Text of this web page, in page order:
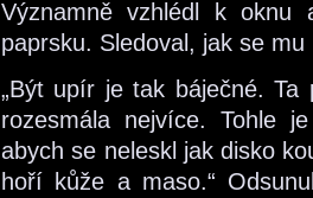
Významně vzhlédl k oknu
paprsku. Sledoval, jak se
„Být upír je tak báječné.
rozesmála nejvíce. Tohle
abych se neleskl jak disko
hoří kůže a maso.“